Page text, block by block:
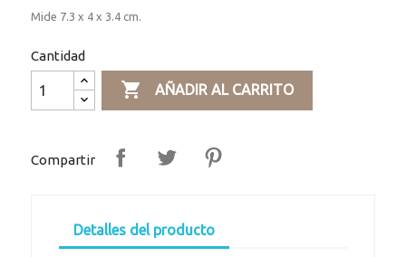
Mide 7.3 x 4 x 3.4 cm.
Cantidad
 AÑADIR AL CARRITO
Compartir
Detalles del producto